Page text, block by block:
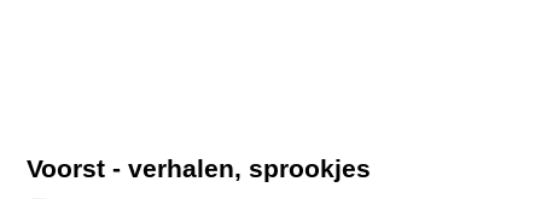
Voorst - verhalen, sprookjes